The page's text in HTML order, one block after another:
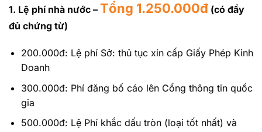
1. Lệ phí nhà nước – Tổng 1.250.000đ (có đầy
đủ chứng từ)
200.000đ: Lệ phí Sở: thủ tục xin cấp Giấy Phép Kinh
Doanh
300.000đ: Phí đăng bố cáo lên Cổng thông tin quốc
gia
500.000đ: Lệ Phí khắc dấu tròn (loại tốt nhất) và